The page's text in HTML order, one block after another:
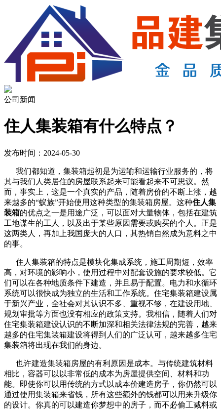
公司新闻
住人集装箱有什么特点？
发布时间：2024-05-30
我们都知道，集装箱起初是为运输和运输行业服务的，将
其与我们人类居住的房屋联系起来可能看起来不可思议。然
而，事实上，这是一个真实的产品，随着房价的不断上涨，越
来越多的“蚁族”开始使用这种类型的集装箱房屋。这种住人集
装箱的优点之一是用途广泛，可以面对大量物体，包括在建筑
工地谋生的工人，以及出于某些原因需要或购买的个人。正是
这两类人，再加上我国庞大的人口，其热销自然成为意料之中
的事。
住人集装箱的特点是模块化集成系统，施工周期短，效率
高，对环境的影响小，使用过程中对配套设施的要求较低。它
们可以在各种地质条件下建造，并且易于配置。电力和水循环
系统可以很快成为独立的生活和工作系统。住宅集装箱建设属
于新兴产业，全社会对其认识不多、重视不够，在建设用地、
规划审批等方面也没有相应的政策支持。我相信，随着人们对
住宅集装箱建设认识的不断加深和相关法律法规的完善，越来
越多的住宅集装箱建设将得到人们的广泛认可，越来越多住宅
集装箱将出现在我们的身边。
也许建造集装箱房屋的有利原因是成本。与传统建筑材料
相比，容器可以以非常低的成本为房屋提供空间、材料和功
能。即使你可以用传统的方式以成本价建造房子，你仍然可以
通过使用集装箱来省钱，所有这些额外的钱都可以用来升级你
的设计。你真的可以建造你梦想中的房子，而不必偷工减料或